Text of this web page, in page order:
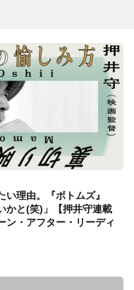
理由。『ボトムズ』
かと(笑)」【押井守連載
ン・アフター・リーディ